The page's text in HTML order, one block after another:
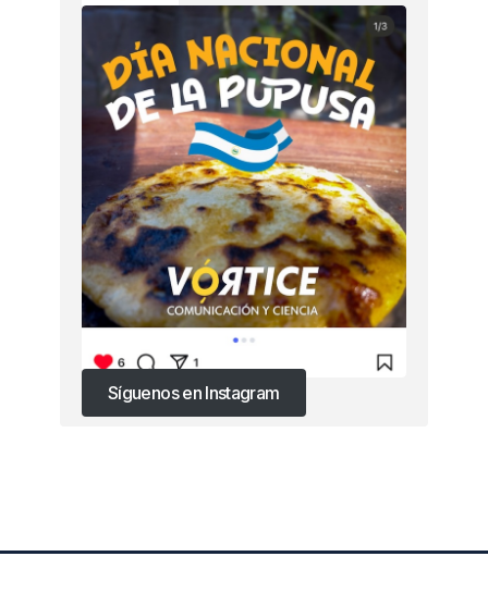
Síguenos en Instagram